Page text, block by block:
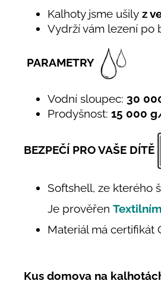
Kalhoty jsme ušily z
Vydrží vám lezení po
PARAMETRY
Vodní sloupec: 30
Prodyšnost: 15 000
BEZPEČÍ PRO VAŠE DÍTĚ
Softshell, ze kterého
Je prověřen
Materiál má certifikát
Kus domova na